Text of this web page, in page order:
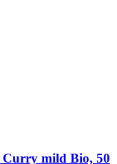
Curry mild Bio, 50